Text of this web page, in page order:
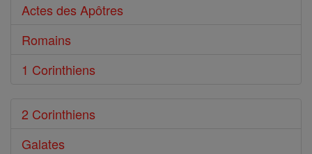
Actes des Apôtres
Romains
1 Corinthiens
2 Corinthiens
Galates